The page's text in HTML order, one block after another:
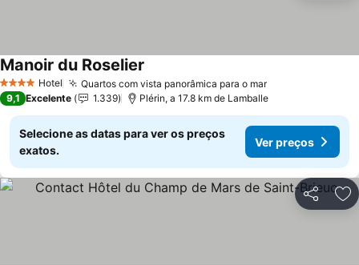
4 EstrelasHotel Quartos com vista panorâmica para o mar
Manoir du Roselier
9,1 Excelente 1.339 Plérin, a 17.8 km de Lamballe
Selecione as datas para ver os preços
exatos.
Ver preços
Partilhar